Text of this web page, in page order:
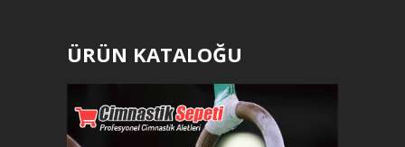
ÜRÜN KATALOĞU